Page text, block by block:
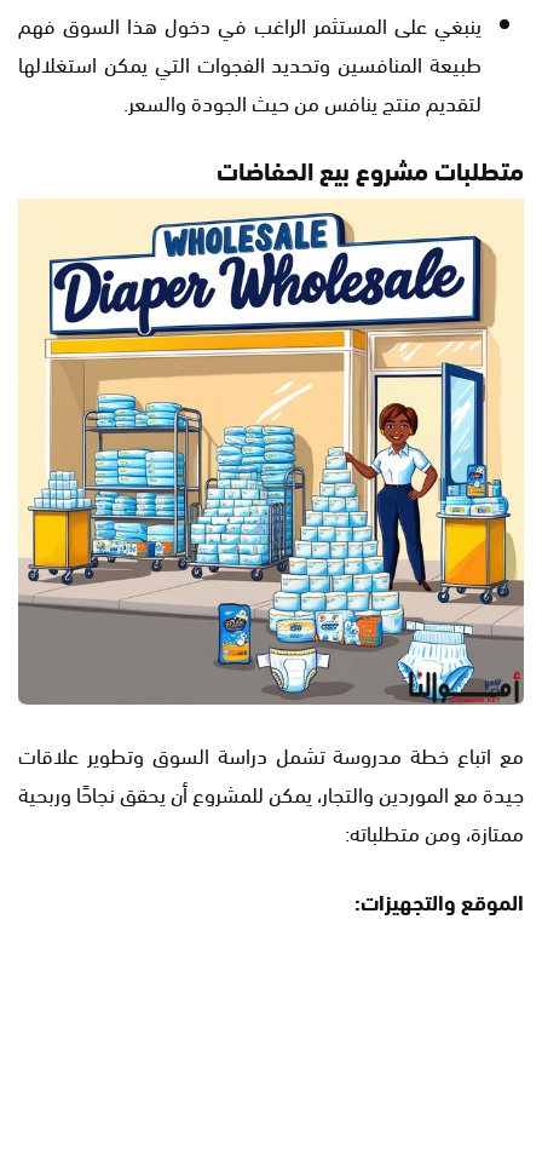
ينبغي على المستثمر الراغب في دخول هذا السوق فهم
طبيعة المنافسين وتحديد الفجوات التي يمكن استغلالها
لتقديم منتج ينافس من حيث الجودة والسعر.
متطلبات مشروع بيع الحفاضات
مع اتباع خطة مدروسة تشمل دراسة السوق وتطوير علاقات
جيدة مع الموردين والتجار، يمكن للمشروع أن يحقق نجاحًا وربحية
ممتازة، ومن متطلباته:
الموقع والتجهيزات: